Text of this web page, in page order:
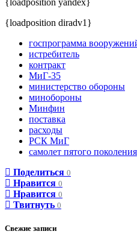
{loadposition yandex}
{loadposition diradv1}
госпрограмма
истребитель
контракт
МиГ-35
министерство обороны
минобороны
Минфин
поставка
расходы
РСК МиГ
самолет пятого поколения
Поделиться 0
Нравится 0
Нравится 0
Твитнуть 0
Свежие записи